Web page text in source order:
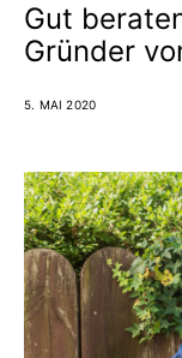
Gut
Gründer
5. MAI 2020